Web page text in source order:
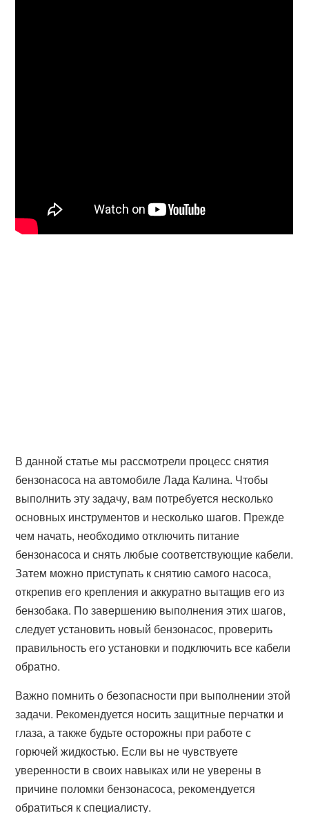
В данной статье мы рассмотрели процесс снятия
бензонасоса на автомобиле Лада Калина. Чтобы
выполнить эту задачу, вам потребуется несколько
основных инструментов и несколько шагов. Прежде
чем начать, необходимо отключить питание
бензонасоса и снять любые соответствующие кабели.
Затем можно приступать к снятию самого насоса,
открепив его крепления и аккуратно вытащив его из
бензобака. По завершению выполнения этих шагов,
следует установить новый бензонасос, проверить
правильность его установки и подключить все кабели
обратно.
Важно помнить о безопасности при выполнении этой
задачи. Рекомендуется носить защитные перчатки и
глаза, а также будьте осторожны при работе с
горючей жидкостью. Если вы не чувствуете
уверенности в своих навыках или не уверены в
причине поломки бензонасоса, рекомендуется
обратиться к специалисту.